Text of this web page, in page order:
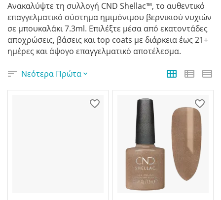
Ανακαλύψτε τη συλλογή CND Shellac™, το αυθεντικό
επαγγελματικό σύστημα ημιμόνιμου βερνικιού νυχιών
σε μπουκαλάκι 7.3ml. Επιλέξτε μέσα από εκατοντάδες
αποχρώσεις, βάσεις και top coats με διάρκεια έως 21+
ημέρες και άψογο επαγγελματικό αποτέλεσμα.
Νεότερα Πρώτα